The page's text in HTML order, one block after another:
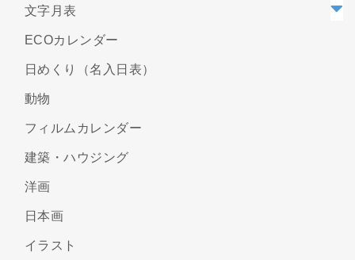
文字月表
ECOカレンダー
日めくり（名入日表）
動物
フィルムカレンダー
建築・ハウジング
洋画
日本画
イラスト